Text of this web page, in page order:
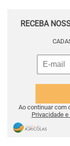
RECEBA
Ao continuar com
Privacidade